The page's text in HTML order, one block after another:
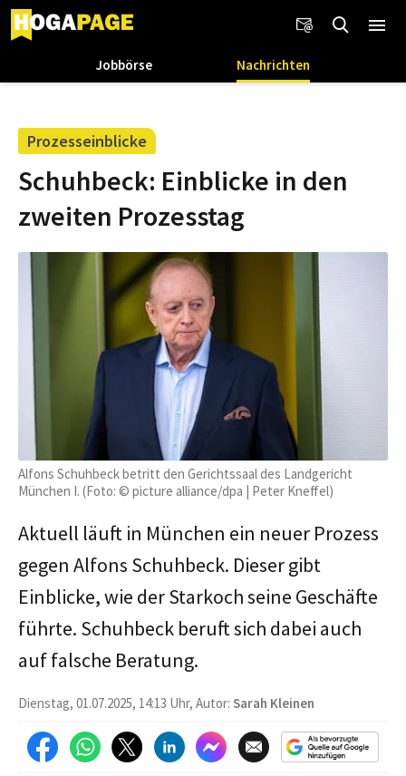
Jobbörse Nachrichten
Prozesseinblicke
Schuhbeck: Einblicke in den
zweiten Prozesstag
Alfons Schuhbeck betritt den Gerichtssaal des Landgericht
München I. (Foto: © picture alliance/dpa | Peter Kneffel)
Aktuell läuft in München ein neuer Prozess
gegen Alfons Schuhbeck. Dieser gibt
Einblicke, wie der Starkoch seine Geschäfte
führte. Schuhbeck beruft sich dabei auch
auf falsche Beratung.
Dienstag, 01.07.2025, 14:13 Uhr, Autor: Sarah Kleinen